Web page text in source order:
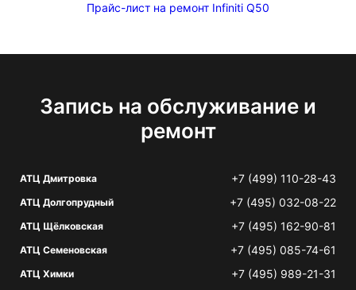
Прайс-лист на ремонт Infiniti Q50
Запись на обслуживание и
ремонт
АТЦ Дмитровка +7 (499) 110-28-43
АТЦ Долгопрудный +7 (495) 032-08-22
АТЦ Щёлковская +7 (495) 162-90-81
АТЦ Семеновская +7 (495) 085-74-61
АТЦ Химки +7 (495) 989-21-31